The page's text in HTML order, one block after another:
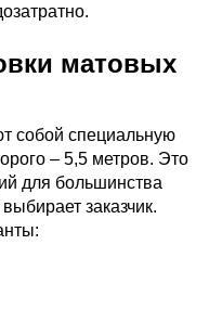
матовых
собой специальную
– 5,5 метров. Это
для большинства
заказчик.